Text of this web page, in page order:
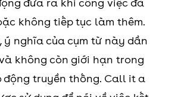
đưa ra khi công việc đã
không tiếp tục làm thêm.
ý nghĩa của cụm từ này dần
không còn giới hạn trong
động truyền thống. Call it a